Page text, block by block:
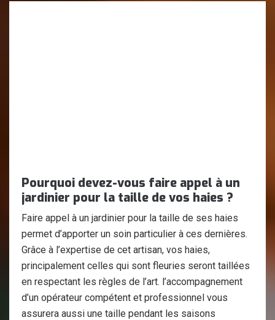
Pourquoi devez-vous faire appel à un
jardinier pour la taille de vos haies ?
Faire appel à un jardinier pour la taille de ses haies
permet d’apporter un soin particulier à ces dernières.
Grâce à l’expertise de cet artisan, vos haies,
principalement celles qui sont fleuries seront taillées
en respectant les règles de l’art. l’accompagnement
d’un opérateur compétent et professionnel vous
assurera aussi une taille pendant les saisons